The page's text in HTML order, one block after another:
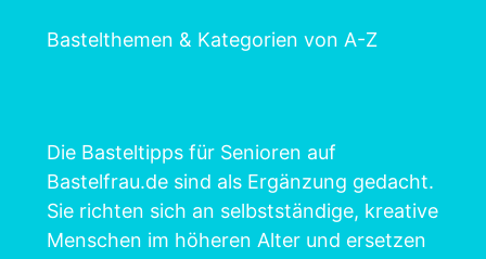
Bastelthemen & Kategorien von A-Z
Die Basteltipps für Senioren auf
Bastelfrau.de sind als Ergänzung gedacht.
Sie richten sich an selbstständige, kreative
Menschen im höheren Alter und ersetzen